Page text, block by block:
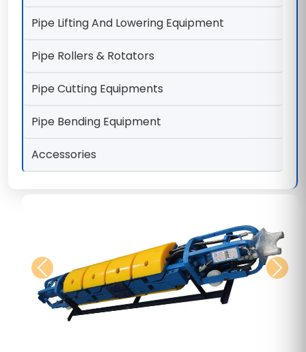
Pipe Lifting And Lowering Equipment
Pipe Rollers & Rotators
Pipe Cutting Equipments
Pipe Bending Equipment
Accessories